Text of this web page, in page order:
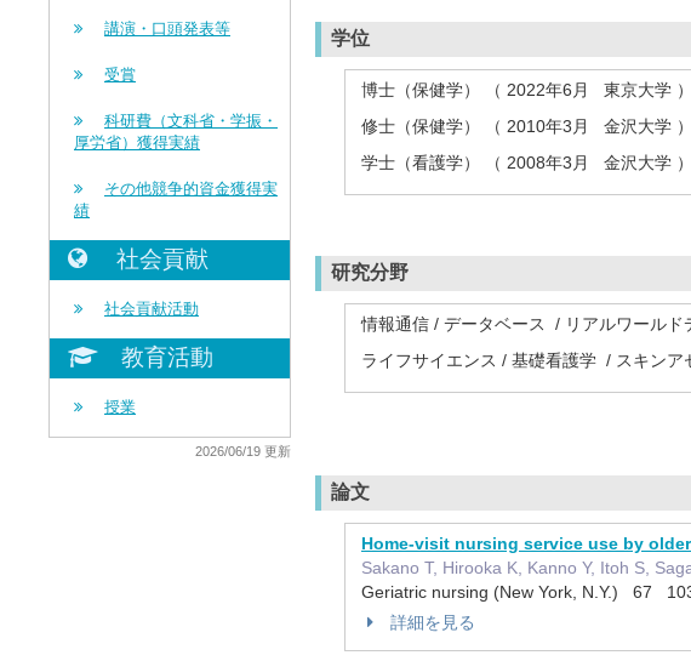
講演・口頭発表等
受賞
科研費（文科省・学振・
厚労省）獲得実績
その他競争的資金獲得実
績
社会貢献
社会貢献活動
教育活動
授業
2026/06/19 更新
学位
博士（保健学） （ 2022年6月 東京大学 ）
修士（保健学） （ 2010年3月 金沢大学 ）
学士（看護学） （ 2008年3月 金沢大学 ）
研究分野
情報通信 / データベース / リアルワールド
ライフサイエンス / 基礎看護学 / スキンア
論文
Home-visit nursing service use by
Sakano T, Hirooka K, Kanno Y, Itoh S,
Geriatric nursing (New York, N.Y.) 67
詳細を見る